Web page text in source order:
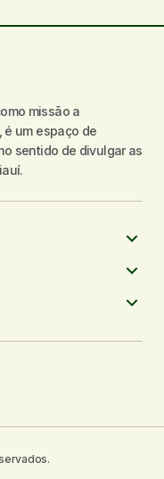
missão a
é um espaço de
sentido de divulgar as